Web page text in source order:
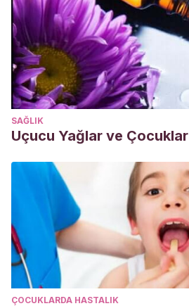
SAĞLIK
Uçucu Yağlar ve Çocuklar
ÇOCUKLARDA HASTALIK